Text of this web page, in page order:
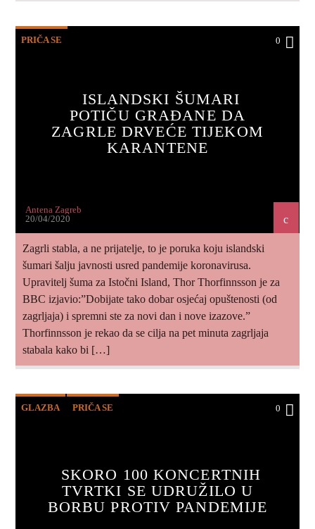
PRIČA SE 0
ISLANDSKI ŠUMARI
POTIČU GRAĐANE DA
ZAGRLE DRVEĆE TIJEKOM
KARANTENE
Antena Zagreb
20/04/2020
Zagrli stabla, a ne prijatelje, to je poruka koju islandski
šumari šalju javnosti usred pandemije koronavirusa.
Upravitelj šuma za Istočni Island, Thor Thorfinnsson je za
BBC izjavio:”Dobijate tako dobar osjećaj opuštenosti (od
zagrljaja) i spremni ste za novi dan i nove izazove.”
Thorfinnsson je rekao da se cilja na pet minuta zagrljaja
stabala kako bi […]
GLAZBA PRIČA SE 0
SKORO 100 KONCERTNIH
TVRTKI SE UDRUŽILO U
BORBU PROTIV PANDEMIJE